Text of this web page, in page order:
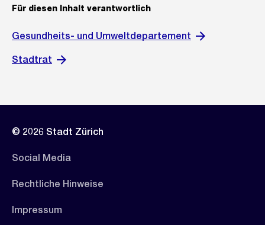
Für diesen Inhalt verantwortlich
Gesundheits- und Umweltdepartement
Stadtrat
© 2026 Stadt Zürich
Social Media
Rechtliche Hinweise
Impressum